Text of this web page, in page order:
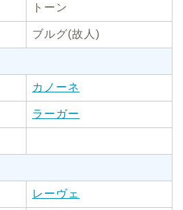
トーン
ブルグ(故人)
カノーネ
ラーガー
レーヴェ